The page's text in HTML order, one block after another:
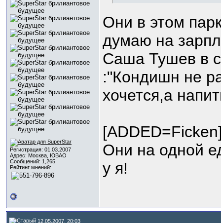
Регистрация: 01.03.2007
Адрес: Москва, ЮВАО
Сообщений: 1,265
Рейтинг мнений:
Они в этом
думаю на
Саша Тушев в
:"Кондишн не
хочется,а
Они на одной
у я!
12.05.2007, 20:03